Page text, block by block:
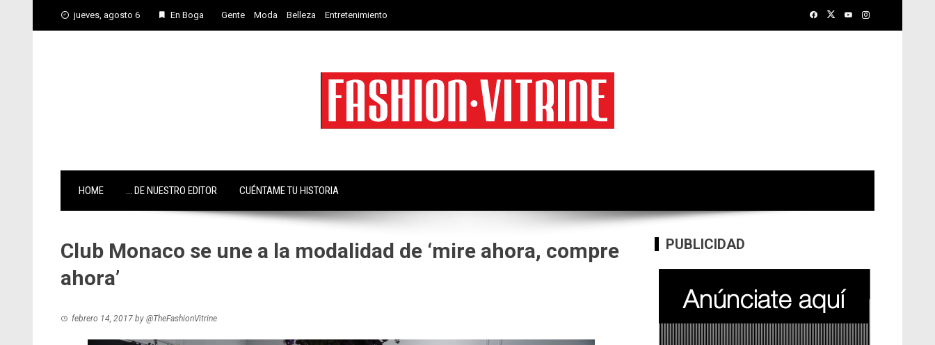
jueves, agosto 6 En Boga Gente Moda Belleza Entretenimiento
HOME … DE NUESTRO EDITOR CUÉNTAME TU HISTORIA
Club Monaco se une a la modalidad de ‘mire ahora, compre
ahora’
febrero 14, 2017 by @TheFashionVitrine
PUBLICIDAD